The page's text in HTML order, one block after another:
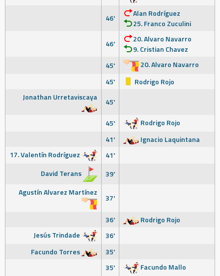
46'
Alan Rodríguez
25. Franco Zuculini
46'
20. Alvaro Navarro
9. Cristian Chavez
45'
20. Alvaro Navarro
45'
Rodrigo Rojo
Jonathan Urretaviscaya
45'
45'
Rodrigo Rojo
41'
Ignacio Laquintana
17. Valentín Rodríguez
41'
David Terans
39'
Agustín Alvarez Martínez
37'
36'
Rodrigo Rojo
Jesús Trindade
36'
Facundo Torres
35'
35'
Facundo Mallo